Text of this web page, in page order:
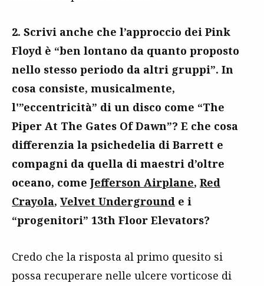
2. Scrivi anche che l’approccio dei Pink
Floyd è “ben lontano da quanto proposto
nello stesso periodo da altri gruppi”. In
cosa consiste, musicalmente,
l'”eccentricità” di un disco come “The
Piper At The Gates Of Dawn”? E che cosa
differenzia la psichedelia di Barrett e
compagni da quella di maestri d’oltre
oceano, come Jefferson Airplane, Red
Crayola, Velvet Underground e i
“progenitori” 13th Floor Elevators?
Credo che la risposta al primo quesito si
possa recuperare nelle ulcere vorticose di